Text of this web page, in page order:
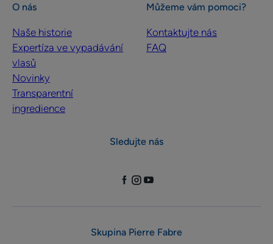
O nás
Naše historie
Expertíza ve vypadávání
vlasů
Novinky
Transparentní
ingredience
Můžeme vám pomoci?
Kontaktujte nás
FAQ
Sledujte nás
Skupina Pierre Fabre